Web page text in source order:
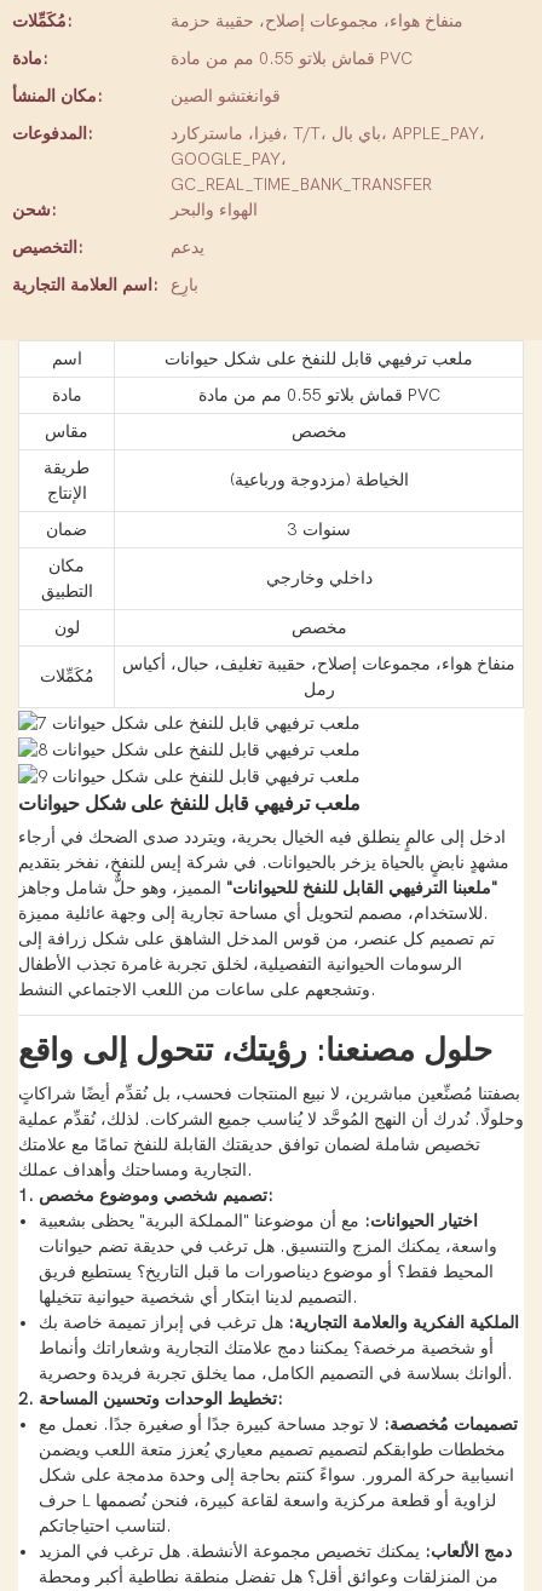
مُكَمِّلات:
منفاخ هواء، مجموعات إصلاح، حقيبة حزمة
مادة:
قماش بلاتو 0.55 مم من مادة PVC
مكان المنشأ:
قوانغتشو الصين
المدفوعات:
فيزا، ماستركارد، T/T، باي بال، APPLE_PAY،
GOOGLE_PAY،
GC_REAL_TIME_BANK_TRANSFER
شحن:
الهواء والبحر
التخصيص:
يدعم
اسم العلامة التجارية:
بارِع
اسم
ملعب ترفيهي قابل للنفخ على شكل حيوانات
مادة
قماش بلاتو 0.55 مم من مادة PVC
مقاس
مخصص
طريقة
الإنتاج
الخياطة (مزدوجة ورباعية)
ضمان
3 سنوات
مكان
التطبيق
داخلي وخارجي
لون مخصص
مُكَمِّلات
منفاخ هواء، مجموعات إصلاح، حقيبة تغليف، حبال، أكياس
رمل
ملعب ترفيهي قابل للنفخ على شكل حيوانات
ادخل إلى عالمٍ ينطلق فيه الخيال بحرية، ويتردد صدى الضحك في أرجاء
مشهدٍ نابضٍ بالحياة يزخر بالحيوانات. في شركة إيس للنفخ، نفخر بتقديم
"ملعبنا الترفيهي القابل للنفخ للحيوانات" المميز، وهو حلٌّ شامل وجاهز
للاستخدام، مصمم لتحويل أي مساحة تجارية إلى وجهة عائلية مميزة.
تم تصميم كل عنصر، من قوس المدخل الشاهق على شكل زرافة إلى
الرسومات الحيوانية التفصيلية، لخلق تجربة غامرة تجذب الأطفال
وتشجعهم على ساعات من اللعب الاجتماعي النشط.
حلول مصنعنا: رؤيتك، تتحول إلى واقع
بصفتنا مُصنِّعين مباشرين، لا نبيع المنتجات فحسب، بل نُقدِّم أيضًا شراكاتٍ
وحلولًا. نُدرك أن النهج المُوحَّد لا يُناسب جميع الشركات. لذلك، نُقدِّم عملية
تخصيص شاملة لضمان توافق حديقتك القابلة للنفخ تمامًا مع علامتك
التجارية ومساحتك وأهداف عملك.
1. تصميم شخصي وموضوع مخصص:
اختيار الحيوانات: مع أن موضوعنا "المملكة البرية" يحظى بشعبية
واسعة، يمكنك المزج والتنسيق. هل ترغب في حديقة تضم حيوانات
المحيط فقط؟ أو موضوع ديناصورات ما قبل التاريخ؟ يستطيع فريق
التصميم لدينا ابتكار أي شخصية حيوانية تتخيلها.
الملكية الفكرية والعلامة التجارية: هل ترغب في إبراز تميمة خاصة بك
أو شخصية مرخصة؟ يمكننا دمج علامتك التجارية وشعاراتك وأنماط
ألوانك بسلاسة في التصميم الكامل، مما يخلق تجربة فريدة وحصرية.
2. تخطيط الوحدات وتحسين المساحة:
تصميمات مُخصصة: لا توجد مساحة كبيرة جدًا أو صغيرة جدًا. نعمل مع
مخططات طوابقكم لتصميم تصميم معياري يُعزز متعة اللعب ويضمن
انسيابية حركة المرور. سواءً كنتم بحاجة إلى وحدة مدمجة على شكل
حرف L لزاوية أو قطعة مركزية واسعة لقاعة كبيرة، فنحن نُصممها
لتناسب احتياجاتكم.
دمج الألعاب: يمكنك تخصيص مجموعة الأنشطة. هل ترغب في المزيد
من المنزلقات وعوائق أقل؟ هل تفضل منطقة نطاطية أكبر ومحطة